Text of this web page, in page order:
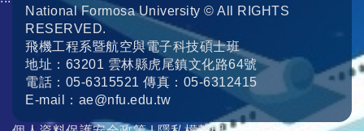
National Formosa University © All RIGHTS
RESERVED.
飛機工程系暨航空與電子科技碩士班
地址：63201 雲林縣虎尾鎮文化路64號
電話：05-6315521 傳真：05-6312415
E-mail：ae@nfu.edu.tw